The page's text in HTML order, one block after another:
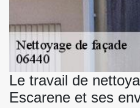
Le travail de
Escarene et ses